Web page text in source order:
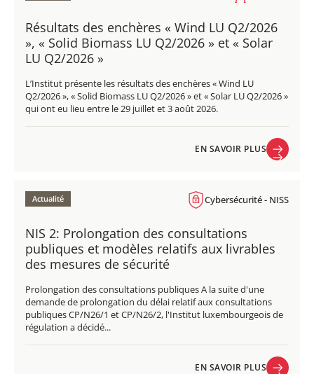
Résultats des enchères « Wind LU Q2/2026
», « Solid Biomass LU Q2/2026 » et « Solar
LU Q2/2026 »
L’Institut présente les résultats des enchères « Wind LU
Q2/2026 », « Solid Biomass LU Q2/2026 » et « Solar LU Q2/2026 »
qui ont eu lieu entre le 29 juillet et 3 août 2026.
EN SAVOIR PLUS
Actualité Cybersécurité - NISS
NIS 2: Prolongation des consultations
publiques et modèles relatifs aux livrables
des mesures de sécurité
Prolongation des consultations publiques A la suite d'une
demande de prolongation du délai relatif aux consultations
publiques CP/N26/1 et CP/N26/2, l'Institut luxembourgeois de
régulation a décidé...
EN SAVOIR PLUS